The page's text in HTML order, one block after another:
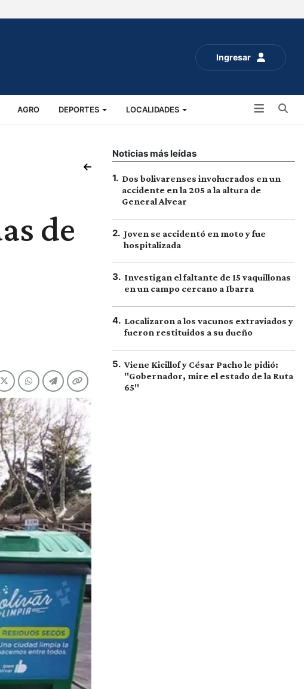
Ingresar
AGRO DEPORTES LOCALIDADES
de
Noticias más leídas
1. Dos bolivarenses involucrados en un
accidente en la 205 a la altura de
General Alvear
2. Joven se accidentó en moto y fue
hospitalizada
3. Investigan el faltante de 15 vaquillonas
en un campo cercano a Ibarra
4. Localizaron a los vacunos extraviados y
fueron restituidos a su dueño
5. Viene Kicillof y César Pacho le pidió:
"Gobernador, mire el estado de la Ruta
65"